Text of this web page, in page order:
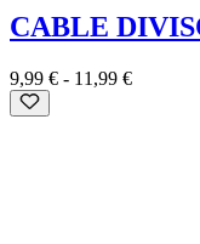
CABLE
9,99 € - 11,99 €